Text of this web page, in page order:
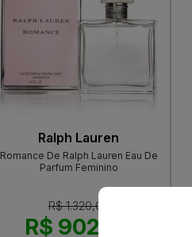
Ralph Lauren
Romance De Ralph Lauren Eau De
Parfum Feminino
R$ 1.320,00
R$ 902,50